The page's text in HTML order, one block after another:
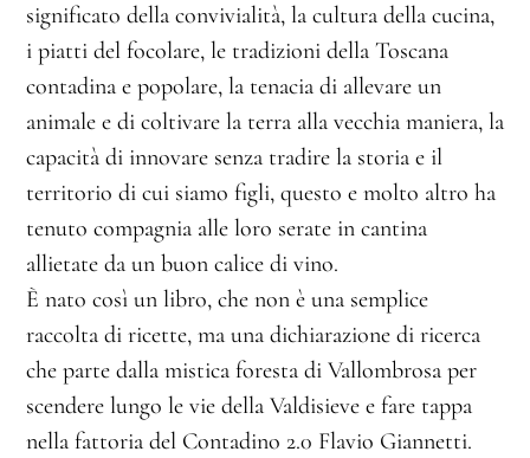
significato della convivialità, la cultura della cucina,
i piatti del focolare, le tradizioni della Toscana
contadina e popolare, la tenacia di allevare un
animale e di coltivare la terra alla vecchia maniera, la
capacità di innovare senza tradire la storia e il
territorio di cui siamo figli, questo e molto altro ha
tenuto compagnia alle loro serate in cantina
allietate da un buon calice di vino.
È nato così un libro, che non è una semplice
raccolta di ricette, ma una dichiarazione di ricerca
che parte dalla mistica foresta di Vallombrosa per
scendere lungo le vie della Valdisieve e fare tappa
nella fattoria del Contadino 2.0 Flavio Giannetti.